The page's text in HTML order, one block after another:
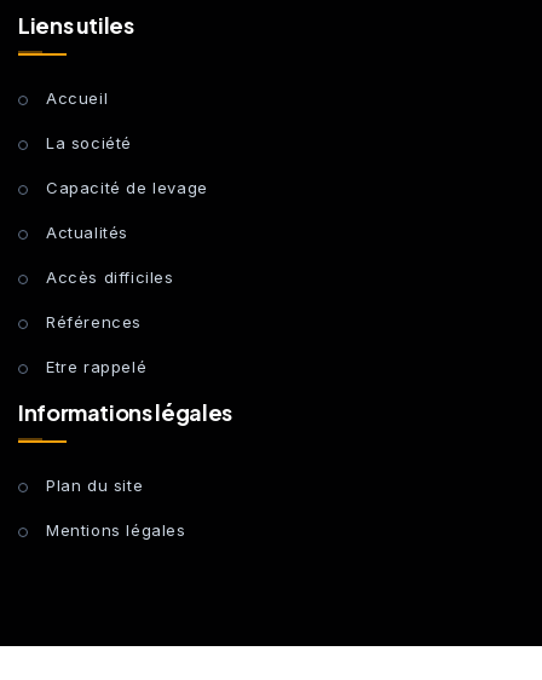
Liens utiles
Accueil
La société
Capacité de levage
Actualités
Accès difficiles
Références
Etre rappelé
Informations légales
Plan du site
Mentions légales